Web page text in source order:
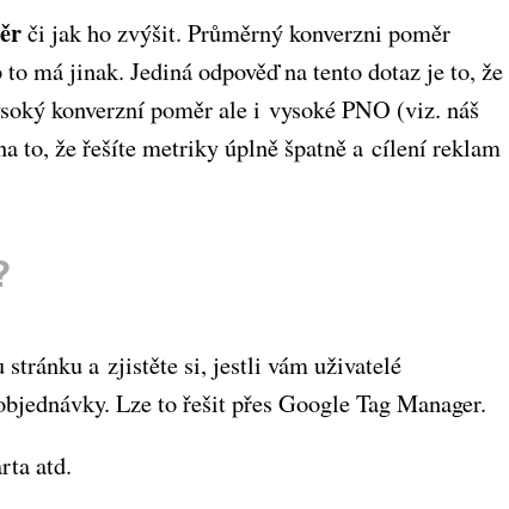
či jak ho zvýšit. Průměrný konverzni poměr
má jinak. Jediná odpověď na tento dotaz je to, že
konverzní poměr ale i vysoké PNO (viz. náš
to, že řešíte metriky úplně špatně a cílení reklam
stránku a zjistěte si, jestli vám uživatelé
Lze to řešit přes Google Tag Manager.
atd.